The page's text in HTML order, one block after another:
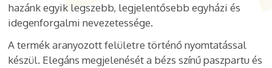
hazánk egyik legszebb, legjelentősebb egyházi és
idegenforgalmi nevezetessége.
A termék aranyozott felületre történő nyomtatással
készül. Elegáns megjelenését a bézs színű paszpartu és